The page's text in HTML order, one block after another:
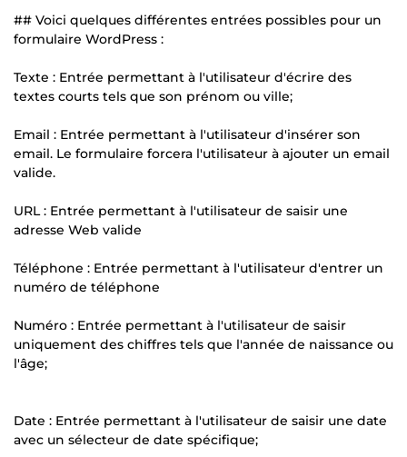
## Voici quelques différentes entrées possibles pour un
formulaire WordPress :
Texte : Entrée permettant à l'utilisateur d'écrire des
textes courts tels que son prénom ou ville;
Email : Entrée permettant à l'utilisateur d'insérer son
email. Le formulaire forcera l'utilisateur à ajouter un email
valide.
URL : Entrée permettant à l'utilisateur de saisir une
adresse Web valide
Téléphone : Entrée permettant à l'utilisateur d'entrer un
numéro de téléphone
Numéro : Entrée permettant à l'utilisateur de saisir
uniquement des chiffres tels que l'année de naissance ou
l'âge;
Date : Entrée permettant à l'utilisateur de saisir une date
avec un sélecteur de date spécifique;